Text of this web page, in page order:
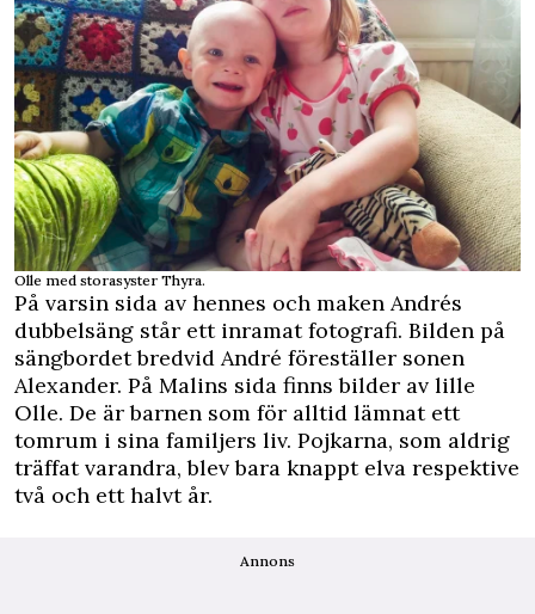
Olle med storasyster Thyra.
På varsin sida av hennes och maken Andrés
dubbelsäng står ett inramat fotografi. Bilden på
sängbordet bredvid André föreställer sonen
Alexander. På Malins sida finns bilder av lille
Olle. De är barnen som för alltid lämnat ett
tomrum i sina familjers liv. Pojkarna, som aldrig
träffat varandra, blev bara knappt elva respektive
två och ett halvt år.
Annons